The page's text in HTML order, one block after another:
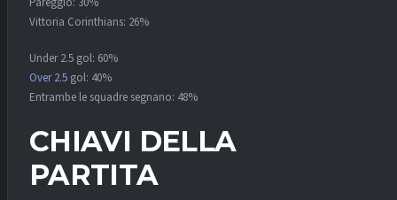
Vittoria Corinthians: 26%
Under 2.5 gol: 60%
Over 2.5 gol: 40%
Entrambe le squadre segnano: 48%
CHIAVI DELLA
PARTITA